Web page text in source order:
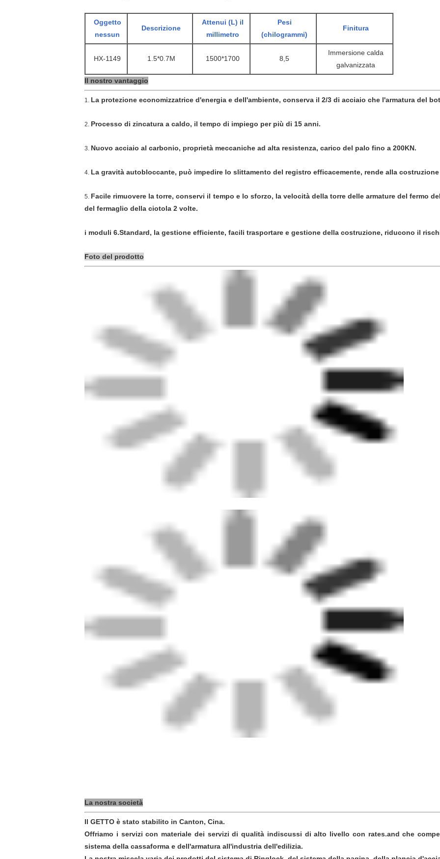
Oggetto
nessun
Descrizione
Attenui (L) il
millimetro
Pesi
(chilogrammi)
Finitura
HX-1149 1.5*0.7M 1500*1700 8,5
Immersione calda
galvanizzata
Il nostro vantaggio
1. La protezione economizzatrice d'energia e dell'ambiente, conserva il 2/3 di acciaio che l'armatura del
2. Processo di zincatura a caldo, il tempo di impiego per più di 15 anni.
3. Nuovo acciaio al carbonio, proprietà meccaniche ad alta resistenza, carico del palo fino a 200KN.
4. La gravità autobloccante, può impedire lo slittamento del registro efficacemente, rende alla
5. Facile rimuovere la torre, conservi il tempo e lo sforzo, la velocità della torre delle armature del fermo
del fermaglio della ciotola 2 volte.
i moduli 6.Standard, la gestione efficiente, facili trasportare e gestione della costruzione, riducono il
Foto del prodotto
La nostra società
Il GETTO è stato stabilito in Canton, Cina.
Offriamo i servizi con materiale dei servizi di qualità indiscussi di alto livello con rates.and che
sistema della cassaforma e dell'armatura all'industria dell'edilizia.